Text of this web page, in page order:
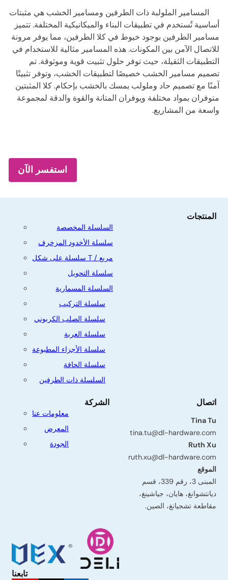
المسامير الملولبة ذات الطرفين ومسامير الخشب هي مثبتات
أساسية تُستخدم في تطبيقات البناء والميكانيكية المختلفة. تتميز
مسامير الطرفين بوجود خيوط في كلا الطرفين، مما يوفر مرونة
للاتصال الآمن بين المكونات. هذه المسامير مثالية للاستخدام في
التطبيقات الثقيلة، حيث توفر حلول تثبيت قوية وموثوقة. تم
تصميم مسامير الخشب خصيصًا لتطبيقات الخشب، وتوفر تثبيتًا
آمنًا مع تصميم حاد وملولب يمسك بالخشب بإحكام. كلا المثبتين
متوفران بمواد مختلفة ويوفران المتانة والقوة والدقة لمجموعة
واسعة من المشاريع.
استفسر الآن
المنتجات
السلسلة المخصصة
سلسلة الأخدود المزخرف
سلسلة على شكل T / مربع
سلسلة التحويل
السلسلة المسمارية
سلسلة التركيب
سلسلة الصلب الكربوني
سلسلة العربة
سلسلة الأجزاء المطبوعة
سلسلة الحافة
السلسلة ذات الطرفين
الشركة
معلومات عنا
المعرض
الجودة
اتصال
Tina Tu
tina.tu@dl-hardware.com
Ruth Xu
ruth.xu@dl-hardware.com
الموقع
المبنى 3، رقم 339، قسم
ديانتشوانغ، هايان، جياشينغ،
مقاطعة تشجيانغ، الصين.
تابعنا